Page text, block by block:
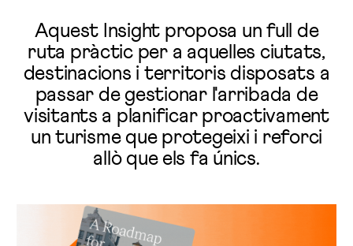
Aquest Insight proposa un full de
ruta pràctic per a aquelles ciutats,
destinacions i territoris disposats a
passar de gestionar l'arribada de
visitants a planificar proactivament
un turisme que protegeixi i reforci
allò que els fa únics.